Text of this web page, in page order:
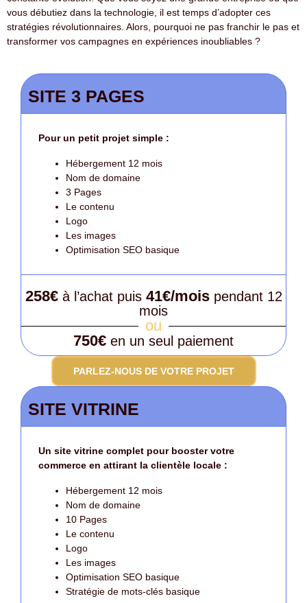
vous débutiez dans la technologie, il est temps d’adopter ces
stratégies révolutionnaires. Alors, pourquoi ne pas franchir le pas et
transformer vos campagnes en expériences inoubliables ?
SITE 3 PAGES
Pour un petit projet simple :
Hébergement 12 mois
Nom de domaine
3 Pages
Le contenu
Logo
Les images
Optimisation SEO basique
258€ à l’achat puis 41€/mois pendant 12
mois
ou
750€ en un seul paiement
PARLEZ-NOUS DE VOTRE PROJET
SITE VITRINE
Un site vitrine complet pour booster votre
commerce en attirant la clientèle locale :
Hébergement 12 mois
Nom de domaine
10 Pages
Le contenu
Logo
Les images
Optimisation SEO basique
Stratégie de mots-clés basique